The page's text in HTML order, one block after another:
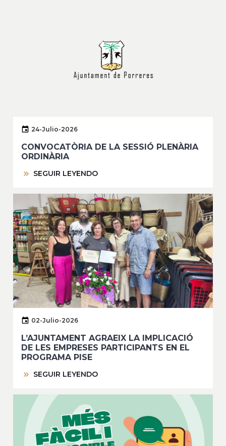
24-Julio-2026
CONVOCATÒRIA DE LA SESSIÓ PLENÀRIA
ORDINÀRIA
SEGUIR LEYENDO
02-Julio-2026
L’AJUNTAMENT AGRAEIX LA IMPLICACIÓ
DE LES EMPRESES PARTICIPANTS EN EL
PROGRAMA PISE
SEGUIR LEYENDO